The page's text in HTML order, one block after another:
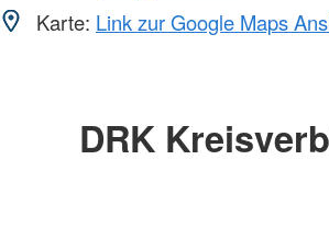
Karte: Link zur Google Maps
DRK